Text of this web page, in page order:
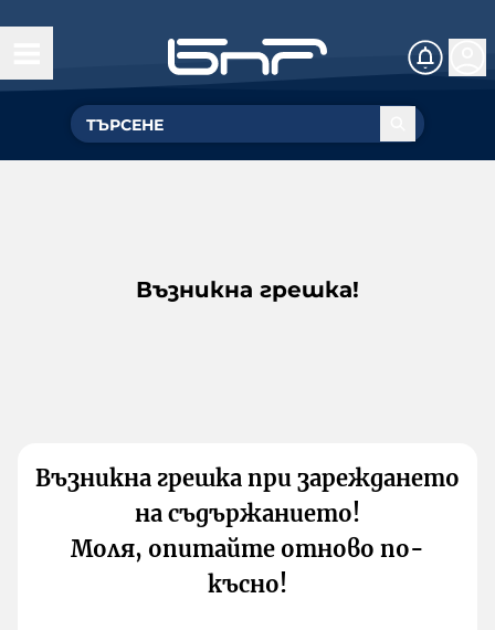
Възникна грешка!
Възникна грешка при зареждането
на съдържанието!
Моля, опитайте отново по-
късно!